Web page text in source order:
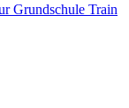
Grundschule Train